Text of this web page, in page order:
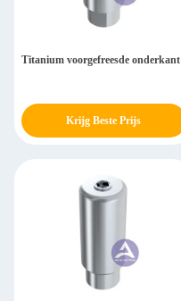
Titanium voorgefreesde onderkant
Krijg Beste Prijs